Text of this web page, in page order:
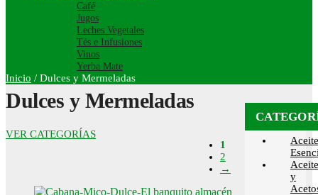
Café
Jugos
Leches Vegetales
Tés e Infusiones
Vinos
Yerba Mate
Inicio / Dulces y Mermeladas
Dulces y Mermeladas
VER CATEGORÍAS
1
2
→
y